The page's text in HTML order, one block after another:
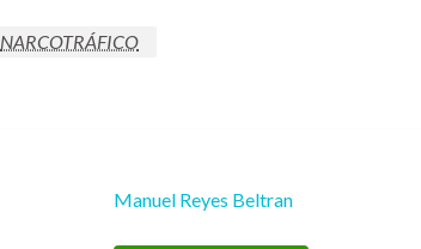
NARCOTRÁFICO
Manuel Reyes Beltran